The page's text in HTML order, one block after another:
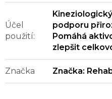
Účel
použití:
podporu
Pomáhá
zlepšit
Značka Značka: